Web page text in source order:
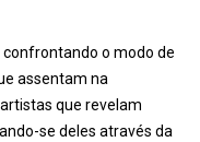
o modo de
assentam na
que revelam
se deles através da